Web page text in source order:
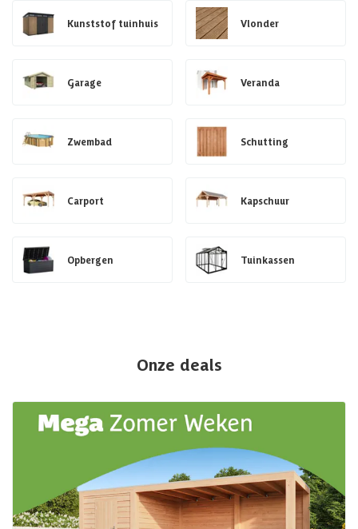
Kunststof tuinhuis Vlonder
Garage Veranda
Zwembad Schutting
Carport Kapschuur
Opbergen Tuinkassen
Onze deals